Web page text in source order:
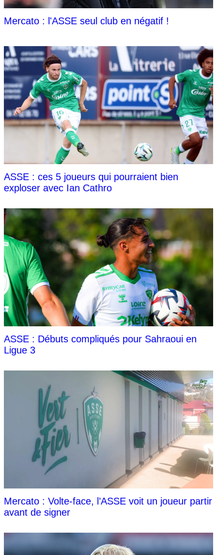
Mercato : l'ASSE seul club en négatif !
ASSE : ces 5 joueurs qui pourraient bien
exploser avec Ian Cathro
ASSE : Débuts compliqués pour Sahraoui en
Ligue 3
Mercato : Volte-face, l’ASSE voit un joueur partir
avant de signer